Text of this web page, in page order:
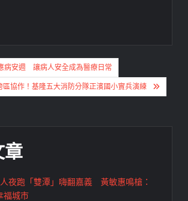
病安週 讓病人安全成為醫療日常
區協作！基隆五大消防分隊正濱國小實兵演練
夜跑「雙潭」嗨翻嘉義 黃敏惠鳴槍：
福城市